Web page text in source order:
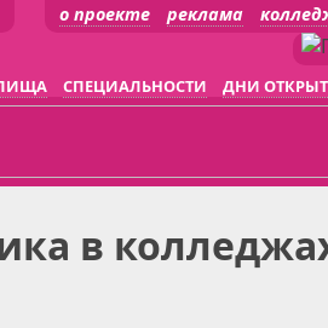
о проекте реклама
СПЕЦИАЛЬНОСТИ ДНИ
в